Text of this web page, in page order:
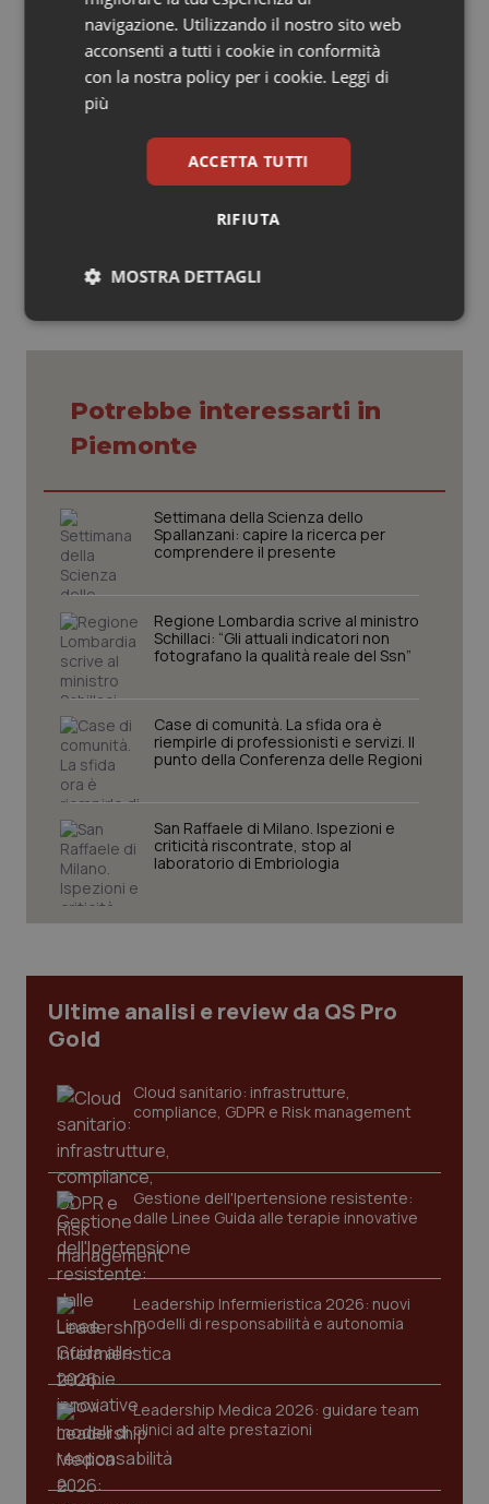
affermatoMaurizio DoreDirettore generale dell’Asl
TO5 -. Ancora più importante è il fatto che questa
donazione servirà per la terapia del dolore dei piccoli
pazienti che accedono alla nostra pediatria”.
© Riproduzione riservata
Potrebbe interessarti in
Piemonte
Settimana della Scienza dello
Spallanzani: capire la ricerca per
comprendere il presente
Regione Lombardia scrive al ministro
Schillaci: “Gli attuali indicatori non
fotografano la qualità reale del Ssn”
Case di comunità. La sfida ora è
riempirle di professionisti e servizi. Il
punto della Conferenza delle Regioni
San Raffaele di Milano. Ispezioni e
criticità riscontrate, stop al
laboratorio di Embriologia
Ultime analisi e review da QS Pro
Gold
Cloud sanitario: infrastrutture,
compliance, GDPR e Risk management
Gestione dell'Ipertensione resistente:
dalle Linee Guida alle terapie innovative
Leadership Infermieristica 2026: nuovi
modelli di responsabilità e autonomia
Leadership Medica 2026: guidare team
clinici ad alte prestazioni
navigazione. Utilizzando il nostro sito web
acconsenti a tutti i cookie in conformità
con la nostra policy per i cookie. Leggi di
più
ACCETTA TUTTI
RIFIUTA
MOSTRA DETTAGLI
Necessari Statistici Marketing
I cookie necessari contribuiscono a rendere fruibile il
sito web abilitandone funzionalità di base quali la
navigazione sulle pagine e l'accesso alle aree
protette del sito. Il sito web non è in grado di
funzionare correttamente senza questi cookie.
Nome
Fornitore /Dominio
VISITOR_PRIVACY_METADATA
YouTube
.youtube.com
CookieScriptConsent
CookieScript
www.quotidianosanita.it
tracking-sites-ironfish-
www.quotidianosanita.it
tracking-sites-ironfish-
session-id
www.quotidianosanita.it